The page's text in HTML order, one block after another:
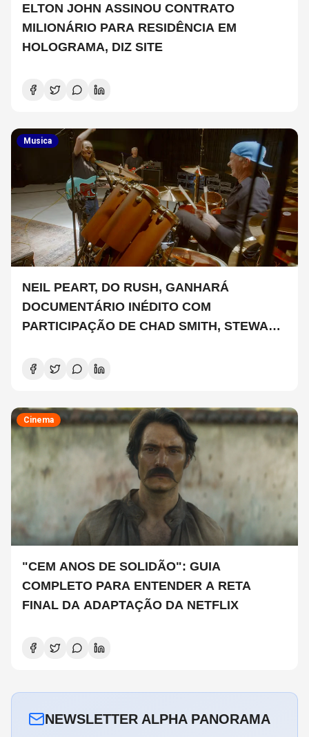
ELTON JOHN ASSINOU CONTRATO
MILIONÁRIO PARA RESIDÊNCIA EM
HOLOGRAMA, DIZ SITE
Musica
NEIL PEART, DO RUSH, GANHARÁ
DOCUMENTÁRIO INÉDITO COM
PARTICIPAÇÃO DE CHAD SMITH, STEWART
Cinema
"CEM ANOS DE SOLIDÃO": GUIA
COMPLETO PARA ENTENDER A RETA
FINAL DA ADAPTAÇÃO DA NETFLIX
NEWSLETTER ALPHA PANORAMA